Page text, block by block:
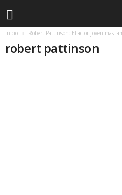
Inicio Robert Pattinson: El actor joven mas
robert pattinson